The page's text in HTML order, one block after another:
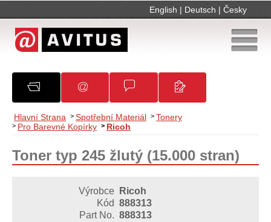
Hlavní Strana > Spotřební Materiál > Tonery
> Pro Barevné Kopírky > Ricoh
Toner typ 245 žlutý (15.000 stran)
Výrobce
Ricoh
Kód 888313
Part No. 888313
English | Deutsch | Česky